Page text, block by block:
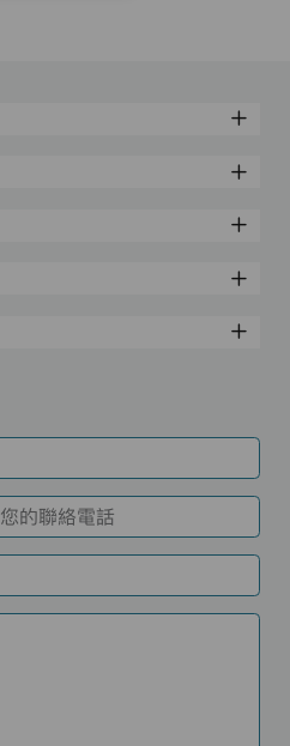
您的聯絡電話